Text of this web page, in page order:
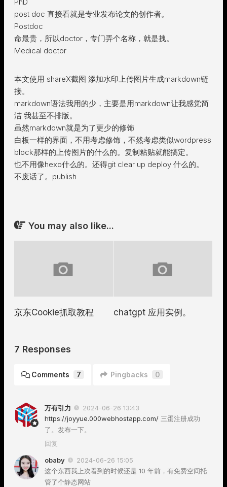
post doc 直接看就是专业发布论文的创作者。
Postdoc
命最贵，所以doctor，专门弄个名称，就是拽。
Medical doctor
本文使用 shareX截图 添加水印上传图片生成markdown链
接。
markdown语法我用的少，主要是用markdown让我感觉简
洁 我甚至不排版。
虽然markdown就是为了更少的修饰
白板一样的界面，不用考虑修饰，不然考虑类似wordpress
block那样的上传图片的什么的。复制粘贴就能搞定。
也不用像hexo什么的。还得git clear up deploy 什么的。
不废话了。publish
You may also like...
京东Cookie抓取教程 chatgpt 应用实例。
7 Responses
Comments 7 Pingbacks 0
万有引力
2024-06-26 13:43
https://joyyue.000webhostapp.com/ 三蛋注册成功
了。发布一下。
回复
obaby
2024-06-26 15:05
这个东西我上次看到的时候还是 10 年前，有免费空间托
管了个静态网站